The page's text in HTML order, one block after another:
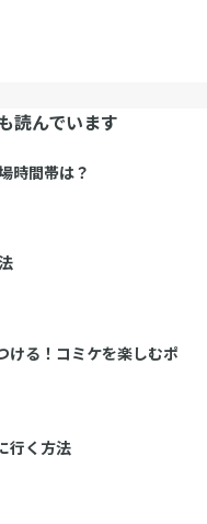
読んでいます
時間帯は？
ける！コミケを楽しむポ
行く方法